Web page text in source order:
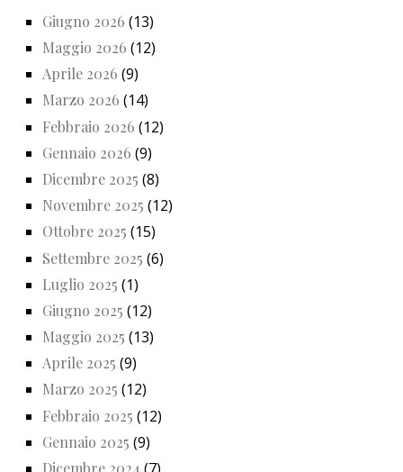
Giugno 2026 (13)
Maggio 2026 (12)
Aprile 2026 (9)
Marzo 2026 (14)
Febbraio 2026 (12)
Gennaio 2026 (9)
Dicembre 2025 (8)
Novembre 2025 (12)
Ottobre 2025 (15)
Settembre 2025 (6)
Luglio 2025 (1)
Giugno 2025 (12)
Maggio 2025 (13)
Aprile 2025 (9)
Marzo 2025 (12)
Febbraio 2025 (12)
Gennaio 2025 (9)
Dicembre 2024